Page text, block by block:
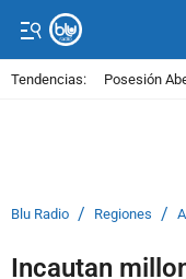
Tendencias: Posesión
Blu Radio / Regiones /
Incautan